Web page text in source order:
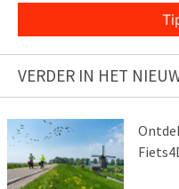
VERDER IN HET